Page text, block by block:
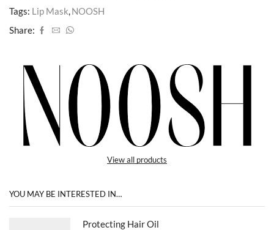
Tags: Lip Mask,NOOSH
Share:
View all products
YOU MAY BE INTERESTED IN…
Protecting Hair Oil